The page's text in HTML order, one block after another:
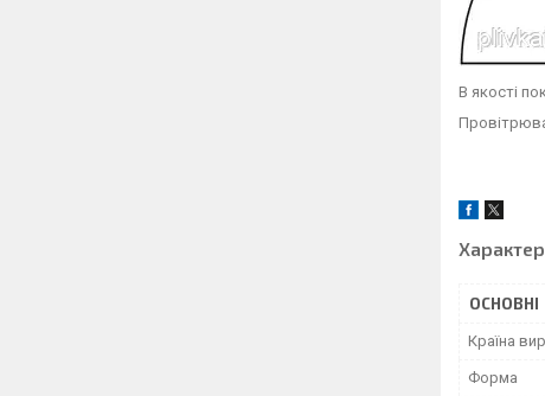
В якості
ОСНОВНІ
Країна
Форма